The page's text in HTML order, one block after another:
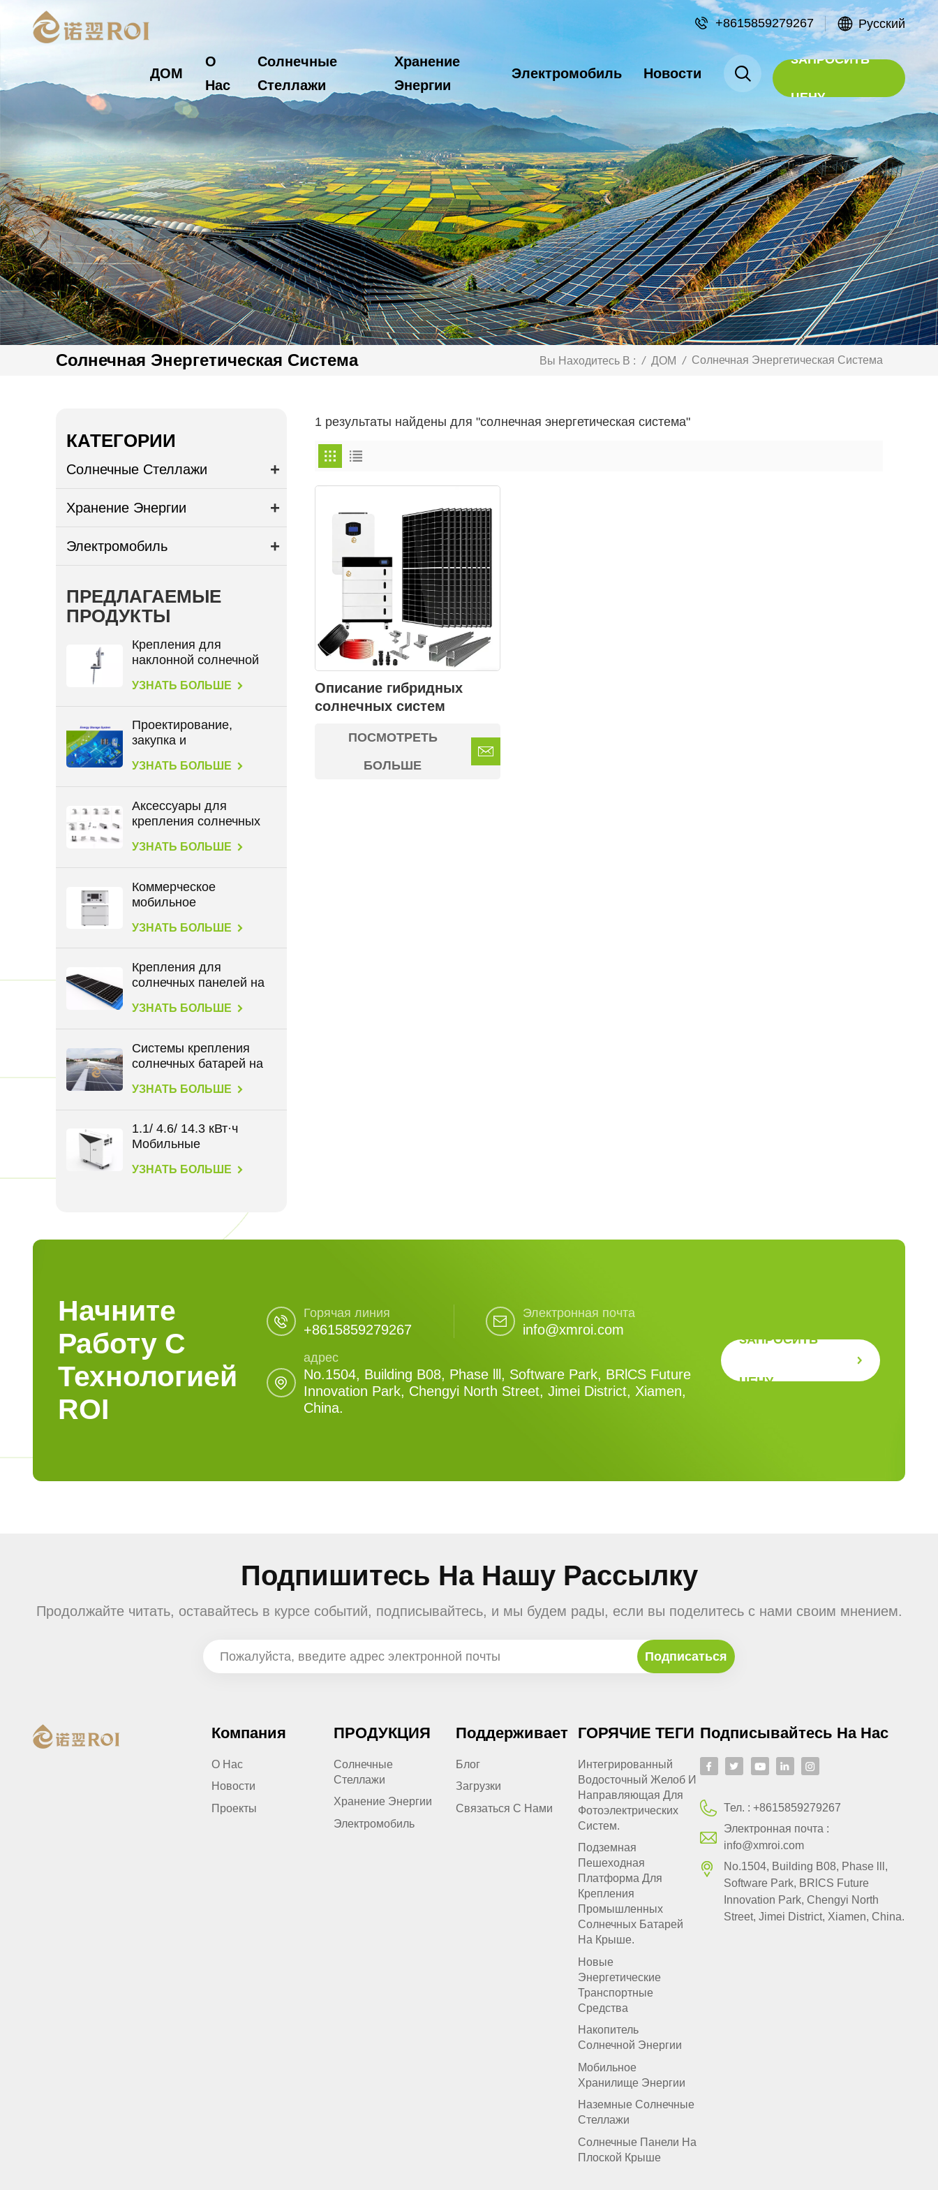
+8615859279267 Русский
ДОМ
О
Нас
Солнечные
Стеллажи
Хранение
Энергии
Электромобиль Новости
ЗАПРОСИТЬ
ЦЕНУ
Солнечная Энергетическая Система Вы Находитесь В : / ДОМ / Солнечная Энергетическая Система
1 результаты найдены для "солнечная энергетическая система"
Описание гибридных
солнечных систем
ПОСМОТРЕТЬ
БОЛЬШЕ
КАТЕГОРИИ
Солнечные Стеллажи
Хранение Энергии
Электромобиль
ПРЕДЛАГАЕМЫЕ
ПРОДУКТЫ
Крепления для
наклонной солнечной
опорами
УЗНАТЬ БОЛЬШЕ
Проектирование,
закупка и
энергетике
УЗНАТЬ БОЛЬШЕ
Аксессуары для
крепления солнечных
крыш
УЗНАТЬ БОЛЬШЕ
Коммерческое
мобильное
большой емкости 2,3
УЗНАТЬ БОЛЬШЕ
Крепления для
солнечных панелей на
крыш
УЗНАТЬ БОЛЬШЕ
Системы крепления
солнечных батарей на
УЗНАТЬ БОЛЬШЕ
1.1/ 4.6/ 14.3 кВт·ч
Мобильные
УЗНАТЬ БОЛЬШЕ
Начните
Работу С
Технологией
ROI
Горячая линия
+8615859279267
Электронная почта
info@xmroi.com
адрес
No.1504, Building B08, Phase lll, Software Park, BRlCS Future
Innovation Park, Chengyi North Street, Jimei District, Xiamen,
China.
ЗАПРОСИТЬ
ЦЕНУ
Подпишитесь На Нашу Рассылку
Продолжайте читать, оставайтесь в курсе событий, подписывайтесь, и мы будем рады, если вы поделитесь с нами своим мнением.
Компания
О Нас
Новости
Проекты
ПРОДУКЦИЯ
Солнечные
Стеллажи
Хранение Энергии
Электромобиль
Поддерживает
Блог
Загрузки
Связаться С Нами
ГОРЯЧИЕ ТЕГИ
Интегрированный
Водосточный Желоб И
Направляющая Для
Фотоэлектрических
Систем.
Подземная
Пешеходная
Платформа Для
Крепления
Промышленных
Солнечных Батарей
На Крыше.
Новые
Энергетические
Транспортные
Средства
Накопитель
Солнечной Энергии
Мобильное
Хранилище Энергии
Наземные Солнечные
Стеллажи
Солнечные Панели На
Плоской Крыше
Подписывайтесь На Нас
Тел. :+8615859279267
Электронная почта :
info@xmroi.com
No.1504, Building B08, Phase lll,
Software Park, BRlCS Future
Innovation Park, Chengyi North
Street, Jimei District, Xiamen, China.